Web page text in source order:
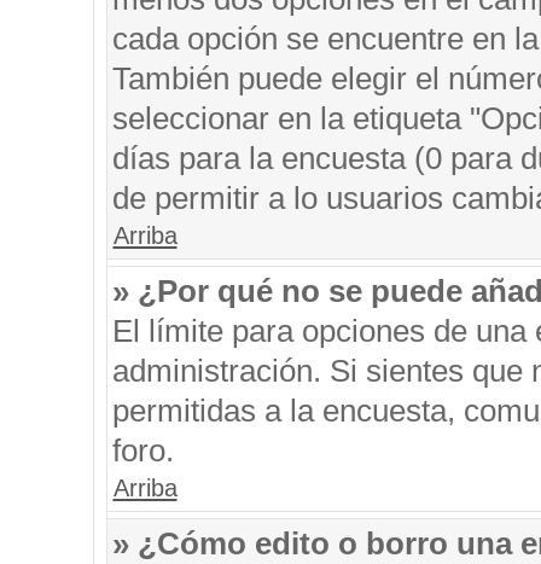
cada opción se encuentre en
También puede elegir el
seleccionar en la etiqueta
días para la encuesta (0 para
de permitir a lo usuarios
Arriba
» ¿Por qué no se puede
El límite para opciones de una
administración. Si sientes que
permitidas a la encuesta,
foro.
Arriba
» ¿Cómo edito o borro una